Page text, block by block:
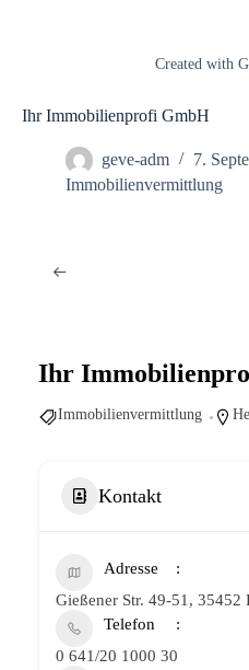
Created with
Ihr Immobilienprofi GmbH
geve-adm
7.
Immobilienvermittlung
Ihr
Immobilienvermittlung
Kontakt
Adresse
Gießener Str. 49-51, 35452
Telefon
0 641/20 1000 30